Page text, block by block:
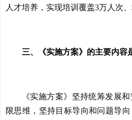
人才培养，实现培训覆盖3万人次、
三、《实施方案》的主要内容
《实施方案》坚持统筹发展
限思维，坚持目标导向和问题导